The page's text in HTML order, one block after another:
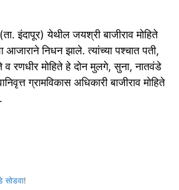
इंदापूर) येथील जयश्री बाजीराव मोहिते
निधन झाले. त्यांच्या पश्चात पती,
व रणधीर मोहिते हे दोन मुलगे, सुना, नातवंडे
ग्रामविकास अधिकारी बाजीराव मोहिते
सोडवा!